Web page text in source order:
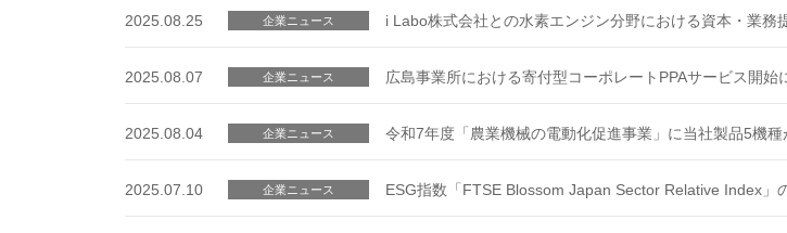
2025.08.25 企業ニュース i Labo株式会社との水素エンジン分野における資本・業務
2025.08.07 企業ニュース 広島事業所における寄付型コーポレートPPAサービス開
2025.08.04 企業ニュース 令和7年度「農業機械の電動化促進事業」に当社製品5機
2025.07.10 企業ニュース ESG指数「FTSE Blossom Japan Sector Relative Index」